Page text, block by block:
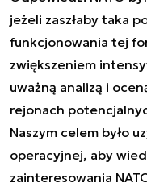
jeżeli zaszłaby taka
funkcjonowania tej
zwiększeniem
uważną analizą i
rejonach
Naszym celem było
operacyjnej, aby
zainteresowania